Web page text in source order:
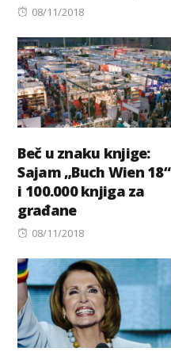
Posted
08/11/2018
Beč u znaku knjige:
Sajam „Buch Wien 18“
i 100.000 knjiga za
građane
Posted
08/11/2018